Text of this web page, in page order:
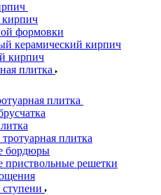
формовки
керамический кирпич
кирпич
плитка
плитка
плитка
бордюры
приствольные решетки